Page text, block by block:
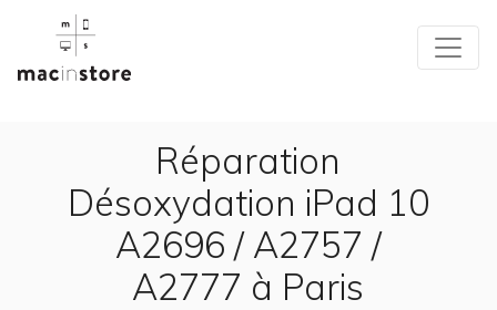
Réparation
Désoxydation iPad 10
A2696 / A2757 /
A2777 à Paris